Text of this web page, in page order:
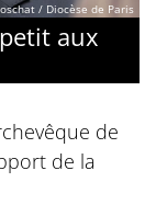
/ Diocèse de Paris
aux
de
de la